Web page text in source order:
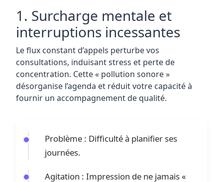
1. Surcharge mentale et
interruptions incessantes
Le flux constant d’appels perturbe vos
consultations, induisant stress et perte de
concentration. Cette « pollution sonore »
désorganise l’agenda et réduit votre capacité à
fournir un accompagnement de qualité.
Problème : Difficulté à planifier ses
journées.
Agitation : Impression de ne jamais «